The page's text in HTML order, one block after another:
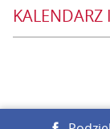
KALENDARZ